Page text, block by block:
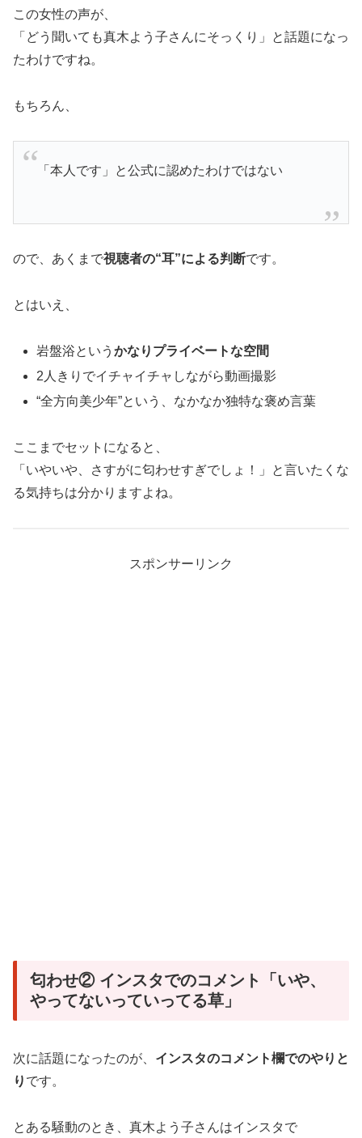
この女性の声が、
「どう聞いても真木よう子さんにそっくり」と話題になっ
たわけですね。
もちろん、
「本人です」と公式に認めたわけではない
ので、あくまで視聴者の“耳”による判断です。
とはいえ、
岩盤浴というかなりプライベートな空間
2人きりでイチャイチャしながら動画撮影
“全方向美少年”という、なかなか独特な褒め言葉
ここまでセットになると、
「いやいや、さすがに匂わせすぎでしょ！」と言いたくな
る気持ちは分かりますよね。
スポンサーリンク
匂わせ② インスタでのコメント「いや、
やってないっていってる草」
次に話題になったのが、 インスタのコメント欄でのやりと
り です。
とある騒動のとき、真木よう子さんはインスタで